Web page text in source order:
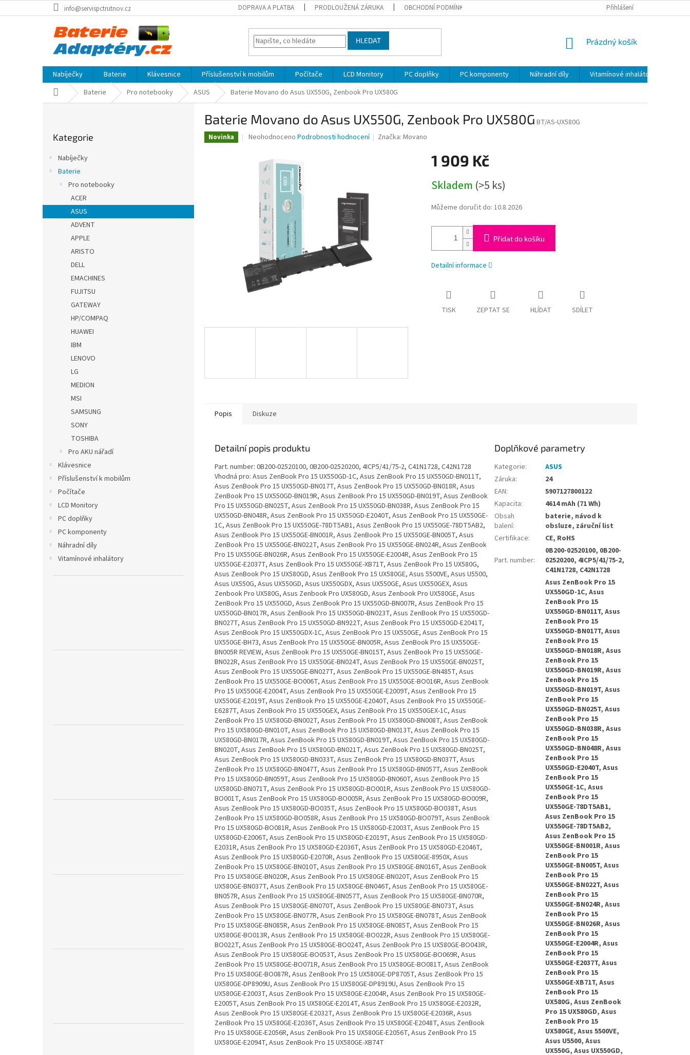
na
info@servispctrutnov.cz DOPRAVA A PLATBA PRODLOUŽENÁ ZÁRUKA OBCHODNÍ PODMÍNKY VRÁCENÍ ZBOŽÍ VE 14
Přihlášení
HLEDAT
NÁKUPNÍ
Prázdný košík
Nabíječky Baterie Klávesnice Příslušenství k mobilům Počítače LCD Monitory PC doplňky PC komponenty Náhradní díly
Vitamínové inhalátory
Domů Baterie Pro notebooky ASUS Baterie Movano do Asus UX550G, Zenbook Pro UX580G
a
kategorie
Kategorie
Nabíječky
Baterie
Pro notebooky
ACER
ASUS
ADVENT
APPLE
ARISTO
DELL
EMACHINES
FUJITSU
GATEWAY
HP/COMPAQ
HUAWEI
IBM
LENOVO
LG
MEDION
MSI
SAMSUNG
SONY
TOSHIBA
Pro AKU nářadí
Klávesnice
Příslušenství k mobilům
Počítače
LCD Monitory
PC doplňky
PC komponenty
Náhradní díly
Vitamínové inhalátory
Baterie Movano do Asus UX550G, Zenbook Pro UX580G BT/AS-UX580G
Novinka
Průměrné
hvězdiček.
Neohodnoceno Podrobnosti hodnocení Značka:Movano
1 909 Kč
cena:
Skladem (>5 ks)
Můžeme doručit do: 10.8.2026
Přidat do košíku
Detailní informace
TISK ZEPTAT SE HLÍDAT SDÍLET
Popis Diskuze
Detailní popis produktu
Part. number: 0B200-02520100, 0B200-02520200, 4ICP5/41/75-2, C41N1728, C42N1728
Vhodná pro: Asus ZenBook Pro 15 UX550GD-1C, Asus ZenBook Pro 15 UX550GD-BN011T,
Asus ZenBook Pro 15 UX550GD-BN017T, Asus ZenBook Pro 15 UX550GD-BN018R, Asus
ZenBook Pro 15 UX550GD-BN019R, Asus ZenBook Pro 15 UX550GD-BN019T, Asus ZenBook
Pro 15 UX550GD-BN025T, Asus ZenBook Pro 15 UX550GD-BN038R, Asus ZenBook Pro 15
UX550GD-BN048R, Asus ZenBook Pro 15 UX550GD-E2040T, Asus ZenBook Pro 15 UX550GE-
1C, Asus ZenBook Pro 15 UX550GE-78DT5AB1, Asus ZenBook Pro 15 UX550GE-78DT5AB2,
Asus ZenBook Pro 15 UX550GE-BN001R, Asus ZenBook Pro 15 UX550GE-BN005T, Asus
ZenBook Pro 15 UX550GE-BN022T, Asus ZenBook Pro 15 UX550GE-BN024R, Asus ZenBook
Pro 15 UX550GE-BN026R, Asus ZenBook Pro 15 UX550GE-E2004R, Asus ZenBook Pro 15
UX550GE-E2037T, Asus ZenBook Pro 15 UX550GE-XB71T, Asus ZenBook Pro 15 UX580G,
Asus ZenBook Pro 15 UX580GD, Asus ZenBook Pro 15 UX580GE, Asus 5500VE, Asus U5500,
Asus UX550G, Asus UX550GD, Asus UX550GDX, Asus UX550GE, Asus UX550GEX, Asus
Zenbook Pro UX580G, Asus Zenbook Pro UX580GD, Asus Zenbook Pro UX580GE, Asus
ZenBook Pro 15 UX550GD, Asus ZenBook Pro 15 UX550GD-BN007R, Asus ZenBook Pro 15
UX550GD-BN017R, Asus ZenBook Pro 15 UX550GD-BN023T, Asus ZenBook Pro 15 UX550GD-
BN027T, Asus ZenBook Pro 15 UX550GD-BN922T, Asus ZenBook Pro 15 UX550GD-E2041T,
Asus ZenBook Pro 15 UX550GDX-1C, Asus ZenBook Pro 15 UX550GE, Asus ZenBook Pro 15
UX550GE-BH73, Asus ZenBook Pro 15 UX550GE-BN005R, Asus ZenBook Pro 15 UX550GE-
BN005R REVIEW, Asus ZenBook Pro 15 UX550GE-BN015T, Asus ZenBook Pro 15 UX550GE-
BN022R, Asus ZenBook Pro 15 UX550GE-BN024T, Asus ZenBook Pro 15 UX550GE-BN025T,
Asus ZenBook Pro 15 UX550GE-BN027T, Asus ZenBook Pro 15 UX550GE-BN485T, Asus
ZenBook Pro 15 UX550GE-BO006T, Asus ZenBook Pro 15 UX550GE-BO016R, Asus ZenBook
Pro 15 UX550GE-E2004T, Asus ZenBook Pro 15 UX550GE-E2009T, Asus ZenBook Pro 15
UX550GE-E2019T, Asus ZenBook Pro 15 UX550GE-E2040T, Asus ZenBook Pro 15 UX550GE-
E6287T, Asus ZenBook Pro 15 UX550GEX, Asus ZenBook Pro 15 UX550GEX-1C, Asus
ZenBook Pro 15 UX580GD-BN002T, Asus ZenBook Pro 15 UX580GD-BN008T, Asus ZenBook
Pro 15 UX580GD-BN010T, Asus ZenBook Pro 15 UX580GD-BN013T, Asus ZenBook Pro 15
UX580GD-BN017R, Asus ZenBook Pro 15 UX580GD-BN019T, Asus ZenBook Pro 15 UX580GD-
BN020T, Asus ZenBook Pro 15 UX580GD-BN021T, Asus ZenBook Pro 15 UX580GD-BN025T,
Asus ZenBook Pro 15 UX580GD-BN033T, Asus ZenBook Pro 15 UX580GD-BN037T, Asus
ZenBook Pro 15 UX580GD-BN047T, Asus ZenBook Pro 15 UX580GD-BN057T, Asus ZenBook
Pro 15 UX580GD-BN059T, Asus ZenBook Pro 15 UX580GD-BN060T, Asus ZenBook Pro 15
UX580GD-BN071T, Asus ZenBook Pro 15 UX580GD-BO001R, Asus ZenBook Pro 15 UX580GD-
BO001T, Asus ZenBook Pro 15 UX580GD-BO005R, Asus ZenBook Pro 15 UX580GD-BO009R,
Asus ZenBook Pro 15 UX580GD-BO035T, Asus ZenBook Pro 15 UX580GD-BO038T, Asus
ZenBook Pro 15 UX580GD-BO058R, Asus ZenBook Pro 15 UX580GD-BO079T, Asus ZenBook
Pro 15 UX580GD-BO081R, Asus ZenBook Pro 15 UX580GD-E2003T, Asus ZenBook Pro 15
UX580GD-E2006T, Asus ZenBook Pro 15 UX580GD-E2019T, Asus ZenBook Pro 15 UX580GD-
E2031R, Asus ZenBook Pro 15 UX580GD-E2036T, Asus ZenBook Pro 15 UX580GD-E2046T,
Asus ZenBook Pro 15 UX580GD-E2070R, Asus ZenBook Pro 15 UX580GE-8950X, Asus
ZenBook Pro 15 UX580GE-BN010T, Asus ZenBook Pro 15 UX580GE-BN016T, Asus ZenBook
Pro 15 UX580GE-BN020R, Asus ZenBook Pro 15 UX580GE-BN020T, Asus ZenBook Pro 15
UX580GE-BN037T, Asus ZenBook Pro 15 UX580GE-BN046T, Asus ZenBook Pro 15 UX580GE-
BN057R, Asus ZenBook Pro 15 UX580GE-BN057T, Asus ZenBook Pro 15 UX580GE-BN070R,
Asus ZenBook Pro 15 UX580GE-BN070T, Asus ZenBook Pro 15 UX580GE-BN073T, Asus
ZenBook Pro 15 UX580GE-BN077R, Asus ZenBook Pro 15 UX580GE-BN078T, Asus ZenBook
Pro 15 UX580GE-BN085R, Asus ZenBook Pro 15 UX580GE-BN085T, Asus ZenBook Pro 15
UX580GE-BO013R, Asus ZenBook Pro 15 UX580GE-BO022R, Asus ZenBook Pro 15 UX580GE-
BO022T, Asus ZenBook Pro 15 UX580GE-BO024T, Asus ZenBook Pro 15 UX580GE-BO043R,
Asus ZenBook Pro 15 UX580GE-BO053T, Asus ZenBook Pro 15 UX580GE-BO069R, Asus
ZenBook Pro 15 UX580GE-BO071R, Asus ZenBook Pro 15 UX580GE-BO081T, Asus ZenBook
Pro 15 UX580GE-BO087R, Asus ZenBook Pro 15 UX580GE-DP8705T, Asus ZenBook Pro 15
UX580GE-DP8909U, Asus ZenBook Pro 15 UX580GE-DP8919U, Asus ZenBook Pro 15
UX580GE-E2003T, Asus ZenBook Pro 15 UX580GE-E2004R, Asus ZenBook Pro 15 UX580GE-
E2005T, Asus ZenBook Pro 15 UX580GE-E2014T, Asus ZenBook Pro 15 UX580GE-E2032R,
Asus ZenBook Pro 15 UX580GE-E2032T, Asus ZenBook Pro 15 UX580GE-E2036R, Asus
ZenBook Pro 15 UX580GE-E2036T, Asus ZenBook Pro 15 UX580GE-E2048T, Asus ZenBook
Pro 15 UX580GE-E2056R, Asus ZenBook Pro 15 UX580GE-E2056T, Asus ZenBook Pro 15
UX580GE-E2094T, Asus ZenBook Pro 15 UX580GE-XB74T
Doplňkové parametry
Kategorie:
ASUS
Záruka:
24
EAN:
5907127800122
Kapacita:
4614 mAh (71 Wh)
Obsah
balení:
baterie, návod k
obsluze, záruční list
Certifikace: CE, RoHS
Part. number:
0B200-02520100, 0B200-
02520200, 4ICP5/41/75-2,
C41N1728, C42N1728
Asus ZenBook Pro 15
UX550GD-1C, Asus
ZenBook Pro 15
UX550GD-BN011T, Asus
ZenBook Pro 15
UX550GD-BN017T, Asus
ZenBook Pro 15
UX550GD-BN018R, Asus
ZenBook Pro 15
UX550GD-BN019R, Asus
ZenBook Pro 15
UX550GD-BN019T, Asus
ZenBook Pro 15
UX550GD-BN025T, Asus
ZenBook Pro 15
UX550GD-BN038R, Asus
ZenBook Pro 15
UX550GD-BN048R, Asus
ZenBook Pro 15
UX550GD-E2040T, Asus
ZenBook Pro 15
UX550GE-1C, Asus
ZenBook Pro 15
UX550GE-78DT5AB1,
Asus ZenBook Pro 15
UX550GE-78DT5AB2,
Asus ZenBook Pro 15
UX550GE-BN001R, Asus
ZenBook Pro 15
UX550GE-BN005T, Asus
ZenBook Pro 15
UX550GE-BN022T, Asus
ZenBook Pro 15
UX550GE-BN024R, Asus
ZenBook Pro 15
UX550GE-BN026R, Asus
ZenBook Pro 15
UX550GE-E2004R, Asus
ZenBook Pro 15
UX550GE-E2037T, Asus
ZenBook Pro 15
UX550GE-XB71T, Asus
ZenBook Pro 15
UX580G, Asus ZenBook
Pro 15 UX580GD, Asus
ZenBook Pro 15
UX580GE, Asus 5500VE,
Asus U5500, Asus
UX550G, Asus UX550GD,